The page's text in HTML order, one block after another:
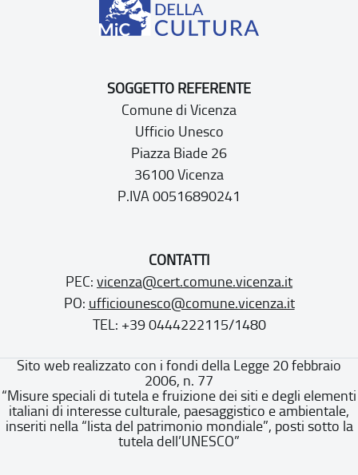
SOGGETTO REFERENTE
Comune di Vicenza
Ufficio Unesco
Piazza Biade 26
36100 Vicenza
P.IVA 00516890241
CONTATTI
PEC: vicenza@cert.comune.vicenza.it
PO: ufficiounesco@comune.vicenza.it
TEL: +39 0444222115/1480
Sito web realizzato con i fondi della Legge 20 febbraio
2006, n. 77
“Misure speciali di tutela e fruizione dei siti e degli elementi
italiani di interesse culturale, paesaggistico e ambientale,
inseriti nella “lista del patrimonio mondiale”, posti sotto la
tutela dell’UNESCO”